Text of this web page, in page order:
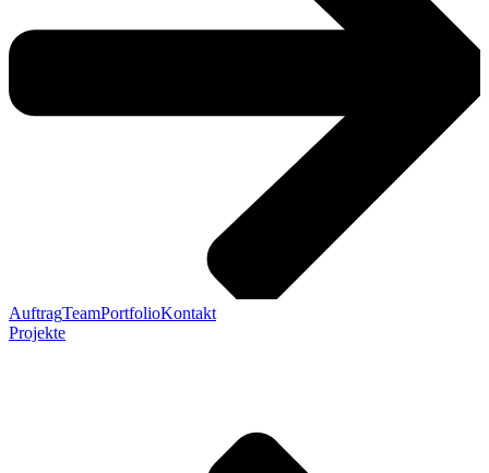
AuftragTeamPortfolioKontakt
Projekte